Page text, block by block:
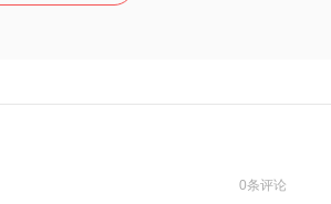
0条评论